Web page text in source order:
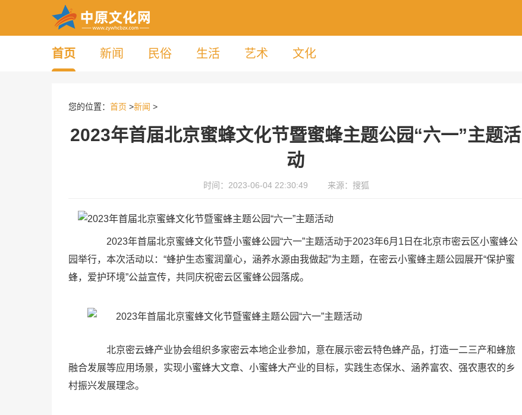
首页 新闻 民俗 生活 艺术 文化
您的位置： 首页 >新闻 >
2023年首届北京蜜蜂文化节暨蜜蜂主题公园“六一”主题活
动
时间：2023-06-04 22:30:49 来源：搜狐
2023年首届北京蜜蜂文化节暨小蜜蜂公园“六一”主题活动于2023年6月1日在北京市密云区小蜜蜂公
园举行，本次活动以：“蜂护生态蜜润童心，涵养水源由我做起”为主题，在密云小蜜蜂主题公园展开“保护蜜
蜂，爱护环境”公益宣传，共同庆祝密云区蜜蜂公园落成。
北京密云蜂产业协会组织多家密云本地企业参加，意在展示密云特色蜂产品，打造一二三产和蜂旅
融合发展等应用场景，实现小蜜蜂大文章、小蜜蜂大产业的目标，实践生态保水、涵养富农、强农惠农的乡
村振兴发展理念。